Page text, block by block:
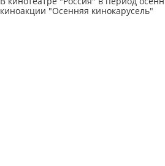
киноакции "Осенняя кинокарусель"